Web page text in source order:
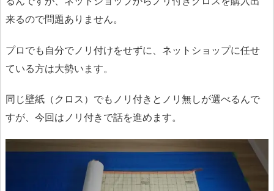
来るので問題ありません。
プロでも自分でノリ付けをせずに、ネットショップに任せ
ている方は大勢います。
同じ壁紙（クロス）でもノリ付きとノリ無しが選べるんで
すが、今回はノリ付きで話を進めます。